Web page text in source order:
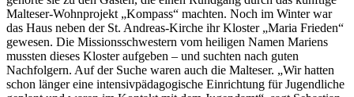
Malteser-Wohnprojekt „Kompass“ machten. Noch im Winter war
das Haus neben der St. Andreas-Kirche ihr Kloster „Maria Frieden“
gewesen. Die Missionsschwestern vom heiligen Namen Mariens
mussten dieses Kloster aufgeben – und suchten nach guten
Nachfolgern. Auf der Suche waren auch die Malteser. „Wir hatten
schon länger eine intensivpädagogische Einrichtung für Jugendliche